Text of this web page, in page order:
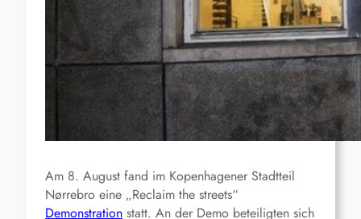
Am 8. August fand im Kopenhagener Stadtteil
Nørrebro eine „Reclaim the streets“
Demonstration statt. An der Demo beteiligten sich